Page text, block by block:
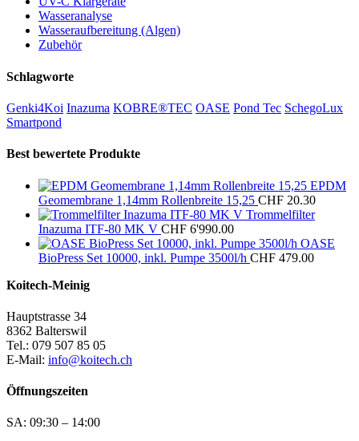
Wasseranalyse
Wasseraufbereitung (Algen)
Zubehör
Schlagworte
Genki4Koi Inazuma KOBRE®TEC OASE Pond Tec SchegoLux
Smartpond
Best bewertete Produkte
EPDM
Geomembrane 1,14mm Rollenbreite 15,25 CHF 20.30
Trommelfilter
Inazuma ITF-80 MK V CHF 6'990.00
OASE
BioPress Set 10000, inkl. Pumpe 3500l/h CHF 479.00
Koitech-Meinig
Hauptstrasse 34
8362 Balterswil
Tel.: 079 507 85 05
E-Mail: info@koitech.ch
Öffnungszeiten
SA: 09:30 – 14:00